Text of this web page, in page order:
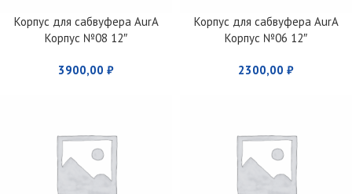
Корпус для сабвуфера AurA
Корпус №08 12″
3900,00 ₽
Корпус для сабвуфера AurA
Корпус №06 12″
2300,00 ₽